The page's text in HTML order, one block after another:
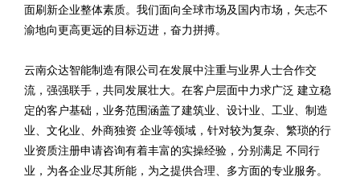
面刷新企业整体素质。我们面向全球市场及国内市场，矢志不
渝地向更高更远的目标迈进，奋力拼搏。
云南众达智能制造有限公司在发展中注重与业界人士合作交
流，强强联手，共同发展壮大。在客户层面中力求广泛 建立稳
定的客户基础，业务范围涵盖了建筑业、设计业、工业、制造
业、文化业、外商独资 企业等领域，针对较为复杂、繁琐的行
业资质注册申请咨询有着丰富的实操经验，分别满足 不同行
业，为各企业尽其所能，为之提供合理、多方面的专业服务。